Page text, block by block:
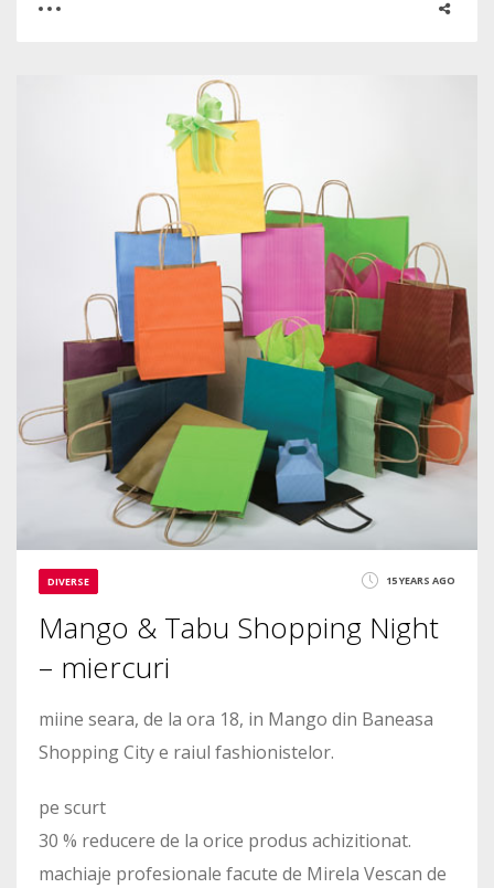
DIVERSE 15 YEARS AGO
Mango & Tabu Shopping Night
– miercuri
miine seara, de la ora 18, in Mango din Baneasa
Shopping City e raiul fashionistelor.
pe scurt
30 % reducere de la orice produs achizitionat.
machiaje profesionale facute de Mirela Vescan de